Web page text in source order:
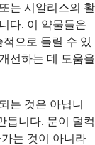
는 시알리스의 활
다. 이 약물들은
으로 들릴 수 있
선하는 데 도움을
는 것은 아닙니
듭니다. 문이 덜컥
는 것이 아니라